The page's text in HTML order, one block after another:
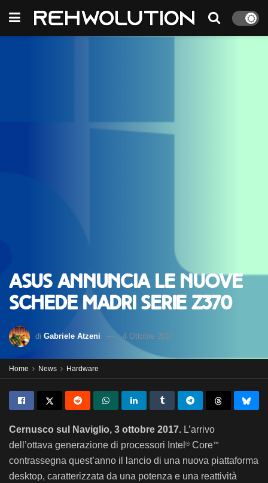
ASUS annuncia le nuove
schede madri serie Z370
di Gabriele Atzeni 4 Ottobre 2017
Home News Hardware
Cernusco sul Naviglio, 3 ottobre 2017. L’arrivo
dell’ottava generazione di processori Intel ®Core™
contrassegna quest’anno il lancio di una nuova piattaforma
desktop, caratterizzata da una potenza e una reattività